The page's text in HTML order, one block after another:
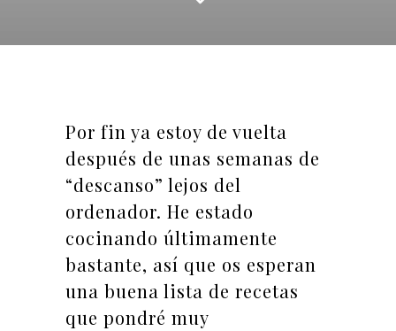
Por fin ya estoy de vuelta
después de unas semanas de
“descanso” lejos del
ordenador. He estado
cocinando últimamente
bastante, así que os esperan
una buena lista de recetas
que pondré muy